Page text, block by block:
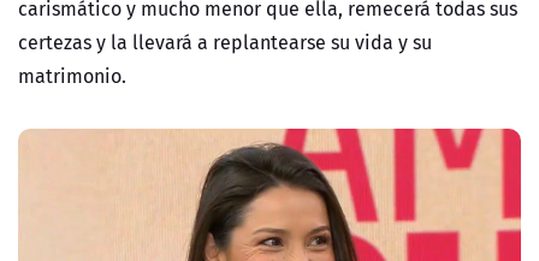
carismático y mucho menor que ella, remecerá todas sus
certezas y la llevará a replantearse su vida y su
matrimonio.